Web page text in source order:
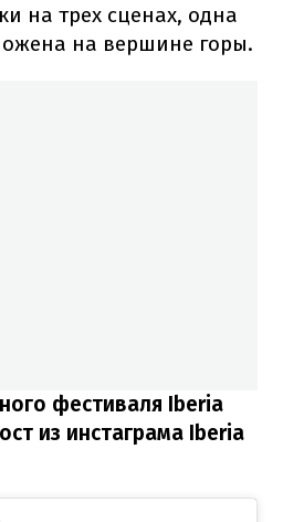
на трех сценах, одна
на вершине горы.
фестиваля Iberia
из инстаграма Iberia